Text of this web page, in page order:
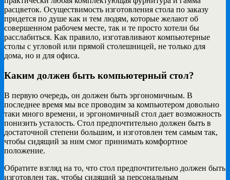
расцветок. Осуществимость изготовления стола по заказу
придется по душе как и тем людям, которые желают об
совершенном рабочем месте, так и те просто хотели бы
расслабиться. Как правило, изготавливают компьютерные
столы с угловой или прямой столешницей, не только для
дома, но и для офиса.
Каким должен быть компьютерный стол?
В первую очередь, он должен быть эргономичным. В
последнее время мы все проводим за компьютером довольно
таки много времени, и эргономичный стол дает возможность
понизить усталость. Стол предпочтительно должен быть в
достаточной степени большим, и изготовлен тем самым так,
чтобы сидящий за ним смог принимать комфортное
положение.
Обратите взгляд на то, что стол предпочтительно должен быть
изготовлен так, чтобы сидящий за персональным